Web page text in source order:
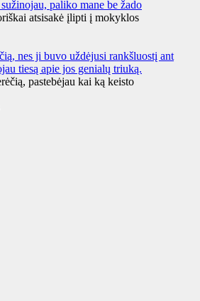
paliko mane be žado
atsisakė įlipti į mokyklos
nes ji buvo uždėjusi rankšluostį ant
tiesą apie jos genialų triuką.
pastebėjau kai ką keisto